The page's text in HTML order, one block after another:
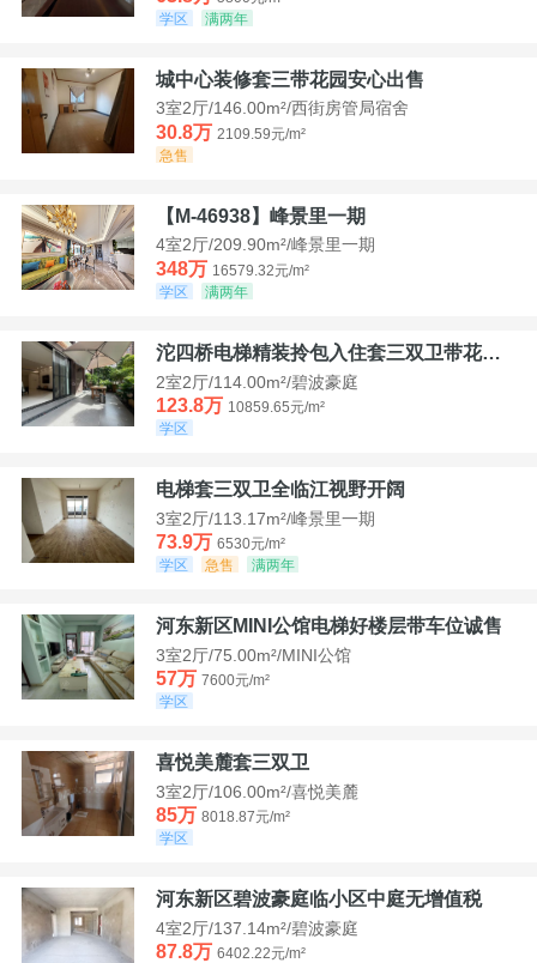
学区
满两年
城中心装修套三带花园安心出售
3室2厅/146.00m²/西街房管局宿舍
30.8万 2109.59元/m²
急售
【M-46938】峰景里一期
4室2厅/209.90m²/峰景里一期
348万 16579.32元/m²
学区
满两年
沱四桥电梯精装拎包入住套三双卫带花园40平米带车位
2室2厅/114.00m²/碧波豪庭
123.8万 10859.65元/m²
学区
电梯套三双卫全临江视野开阔
3室2厅/113.17m²/峰景里一期
73.9万 6530元/m²
学区
急售 满两年
河东新区MINI公馆电梯好楼层带车位诚售
3室2厅/75.00m²/MINI公馆
57万 7600元/m²
学区
喜悦美麓套三双卫
3室2厅/106.00m²/喜悦美麓
85万 8018.87元/m²
学区
河东新区碧波豪庭临小区中庭无增值税
4室2厅/137.14m²/碧波豪庭
87.8万 6402.22元/m²